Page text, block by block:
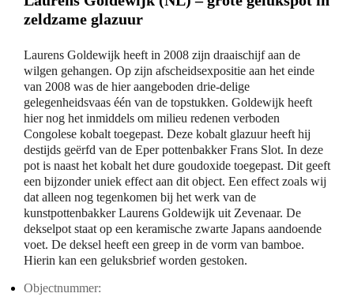
zeldzame glazuur
Laurens Goldewijk heeft in 2008 zijn draaischijf aan de
wilgen gehangen. Op zijn afscheidsexpositie aan het einde
van 2008 was de hier aangeboden drie-delige
gelegenheidsvaas één van de topstukken. Goldewijk heeft
hier nog het inmiddels om milieu redenen verboden
Congolese kobalt toegepast. Deze kobalt glazuur heeft hij
destijds geërfd van de Eper pottenbakker Frans Slot. In deze
pot is naast het kobalt het dure goudoxide toegepast. Dit geeft
een bijzonder uniek effect aan dit object. Een effect zoals wij
dat alleen nog tegenkomen bij het werk van de
kunstpottenbakker Laurens Goldewijk uit Zevenaar. De
dekselpot staat op een keramische zwarte Japans aandoende
voet. De deksel heeft een greep in de vorm van bamboe.
Hierin kan een geluksbrief worden gestoken.
Objectnummer: